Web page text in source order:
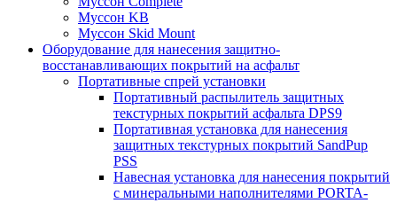
Муссон KB
Муссон Skid Mount
Оборудование для нанесения защитно-
восстанавливающих покрытий на асфальт
Портативные спрей установки
Портативный распылитель защитных
текстурных покрытий асфальта DPS9
Портативная установка для нанесения
защитных текстурных покрытий SandPup
PSS
Навесная установка для нанесения покрытий
с минеральными наполнителями PORTA-